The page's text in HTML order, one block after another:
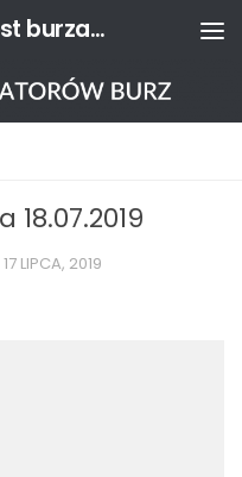
Mapa burzowa - gdzie jest burza? | Sieć Obserwatorów Burz
17 LIPCA, 2019